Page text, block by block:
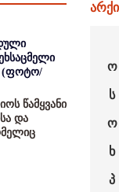
(ფოტო/
წამყვანი
და
ო
ს
ო
ხ
პ